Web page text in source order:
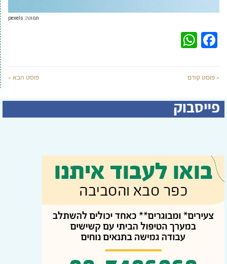
תמונה: pexels
Facebook
« פוסט קודם פוסט הבא »